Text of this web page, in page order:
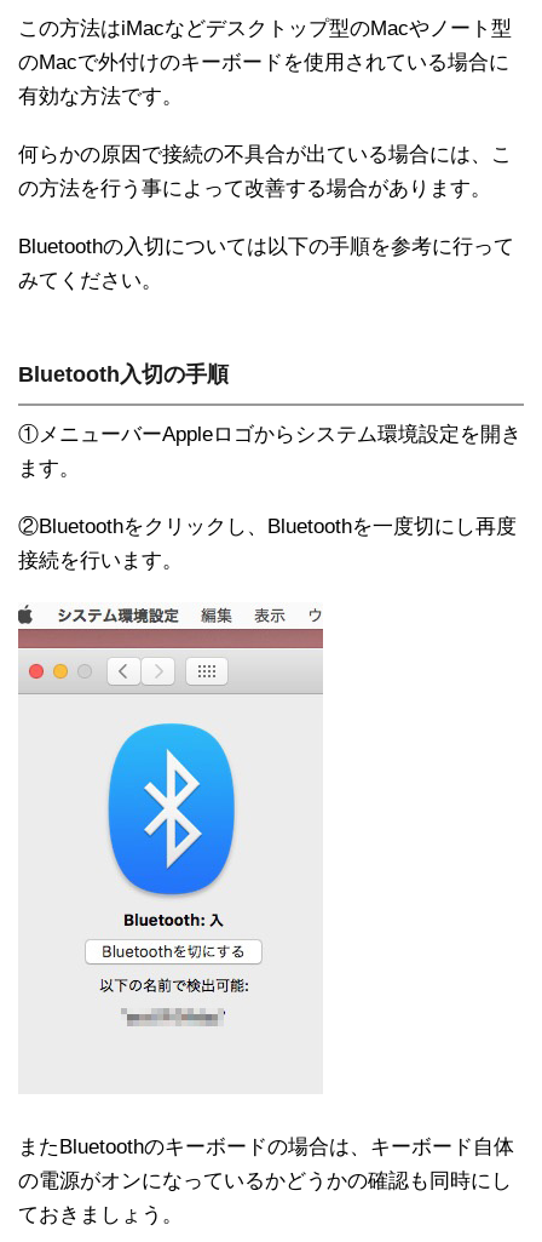
この方法はiMacなどデスクトップ型のMacやノート型
のMacで外付けのキーボードを使用されている場合に
有効な方法です。
何らかの原因で接続の不具合が出ている場合には、こ
の方法を行う事によって改善する場合があります。
Bluetoothの入切については以下の手順を参考に行って
みてください。
Bluetooth入切の手順
①メニューバーAppleロゴからシステム環境設定を開き
ます。
②Bluetoothをクリックし、Bluetoothを一度切にし再度
接続を行います。
またBluetoothのキーボードの場合は、キーボード自体
の電源がオンになっているかどうかの確認も同時にし
ておきましょう。